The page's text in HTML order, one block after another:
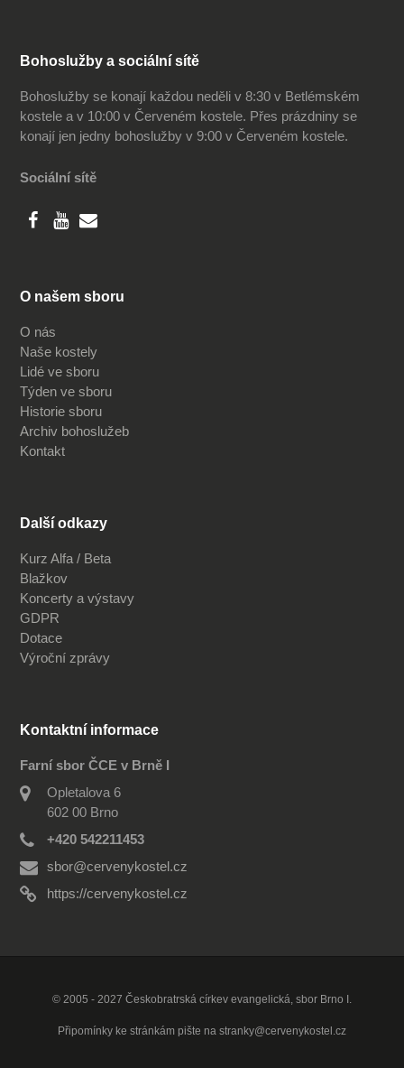
Bohoslužby a sociální sítě
Bohoslužby se konají každou neděli v 8:30 v Betlémském
kostele a v 10:00 v Červeném kostele. Přes prázdniny se
konají jen jedny bohoslužby v 9:00 v Červeném kostele.
Sociální sítě
O našem sboru
O nás
Naše kostely
Lidé ve sboru
Týden ve sboru
Historie sboru
Archiv bohoslužeb
Kontakt
Další odkazy
Kurz Alfa / Beta
Blažkov
Koncerty a výstavy
GDPR
Dotace
Výroční zprávy
Kontaktní informace
Farní sbor ČCE v Brně I
Opletalova 6
602 00 Brno
+420 542211453
sbor@cervenykostel.cz
https://cervenykostel.cz
© 2005 - 2027 Českobratrská církev evangelická, sbor Brno I.
Připomínky ke stránkám pište na stranky@cervenykostel.cz